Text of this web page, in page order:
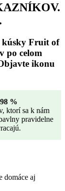
kúsky Fruit of
po celom
ikonu
98 %
ktorí sa k nám
pravidelne
domáce aj